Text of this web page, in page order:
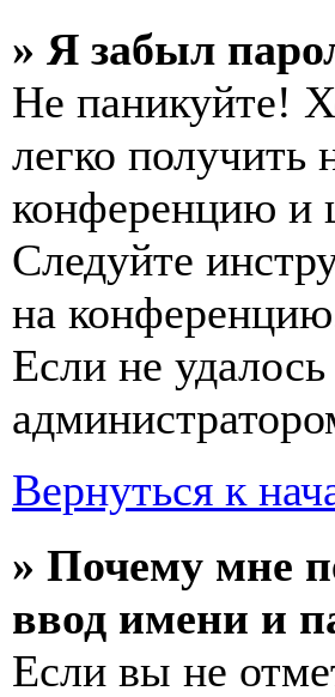
» Я забыл
Не паникуйте!
легко получить
конференцию и
Следуйте
на
Если не
Вернуться к
» Почему мне
ввод имени и
Если вы не